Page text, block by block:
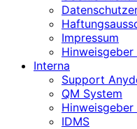
Impressum
Hinweisgeber
Interna
Support
QM System
Hinweisgeber
IDMS